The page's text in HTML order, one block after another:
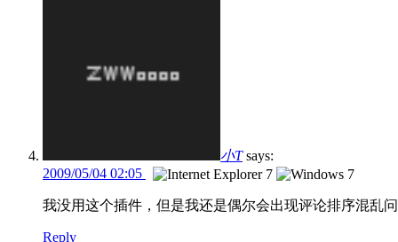
小T says:
2009/05/04 02:05
我没用这个插件，但是我还是偶尔会出现评论排序混乱
Reply